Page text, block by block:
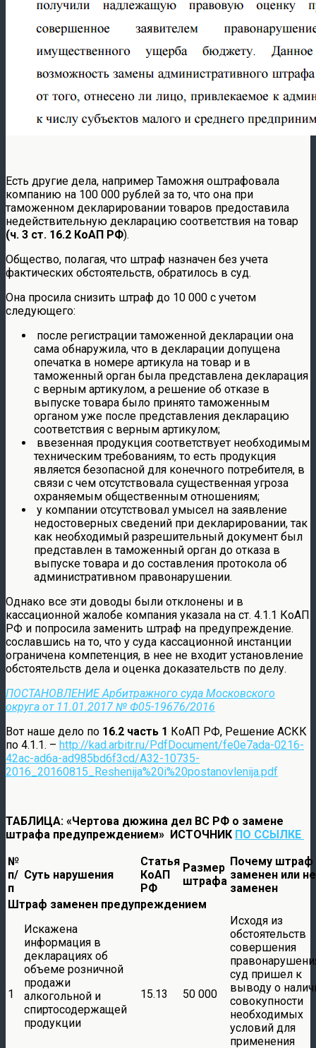
Есть другие дела, например Таможня оштрафовала
компанию на 100 000 рублей за то, что она при
таможенном декларировании товаров предоставила
недействительную декларацию соответствия на товар
(ч. 3 ст. 16.2 КоАП РФ).
Общество, полагая, что штраф назначен без учета
фактических обстоятельств, обратилось в суд.
Она просила снизить штраф до 10 000 с учетом
следующего:
после регистрации таможенной декларации она
сама обнаружила, что в декларации допущена
опечатка в номере артикула на товар и в
таможенный орган была представлена декларация
с верным артикулом, а решение об отказе в
выпуске товара было принято таможенным
органом уже после представления декларацию
соответствия с верным артикулом;
ввезенная продукция соответствует необходимым
техническим требованиям, то есть продукция
является безопасной для конечного потребителя, в
связи с чем отсутствовала существенная угроза
охраняемым общественным отношениям;
у компании отсутствовал умысел на заявление
недостоверных сведений при декларировании, так
как необходимый разрешительный документ был
представлен в таможенный орган до отказа в
выпуске товара и до составления протокола об
административном правонарушении.
Однако все эти доводы были отклонены и в
кассационной жалобе компания указала на ст. 4.1.1 КоАП
РФ и попросила заменить штраф на предупреждение.
сославшись на то, что у суда кассационной инстанции
ограничена компетенция, в нее не входит установление
обстоятельств дела и оценка доказательств по делу.
ПОСТАНОВЛЕНИЕ Арбитражного суда Московского
округа от 11.01.2017 № Ф05-19676/2016
Вот наше дело по 16.2 часть 1 КоАП РФ, Решение АСКК
по 4.1.1. – http://kad.arbitr.ru/PdfDocument/fe0e7ada-0216-
42ac-ad6a-ad985bd6f3cd/A32-10735-
2016_20160815_Reshenija%20i%20postanovlenija.pdf
ТАБЛИЦА: «Чертова дюжина дел ВС РФ о замене
штрафа предупреждением» ИСТОЧНИК ПО ССЫЛКЕ
№
п/
п
Суть нарушения
Статья
КоАП
РФ
Размер
штрафа
Почему штраф
заменен или не
заменен
Штраф заменен предупреждением
1
Искажена
информация в
декларациях об
объеме розничной
продажи
алкогольной и
спиртосодержащей
продукции
15.13 50 000
Исходя из
обстоятельств
совершения
суд пришел к
выводу о
совокупности
необходимых
условий для
применения